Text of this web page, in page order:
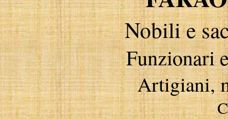
Nobili e
Funzionari
Artigiani,